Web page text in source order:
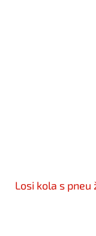
Losi kola s pneu